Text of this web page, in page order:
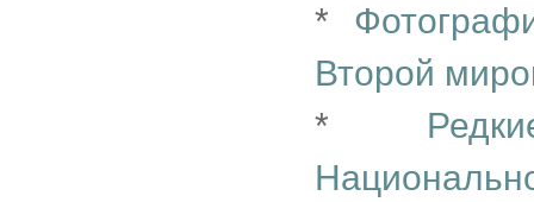
*
Второй
*